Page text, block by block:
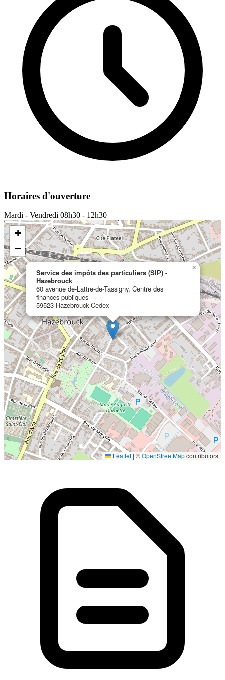
Horaires d'ouverture
Mardi - Vendredi 08h30 - 12h30
Localisation en cours...
Service des impôts des particuliers (SIP) -
Hazebrouck
60 avenue de-Lattre-de-Tassigny, Centre des
finances publiques
59523 Hazebrouck Cedex
×
+
−
Leaflet | ©OpenStreetMapcontributors